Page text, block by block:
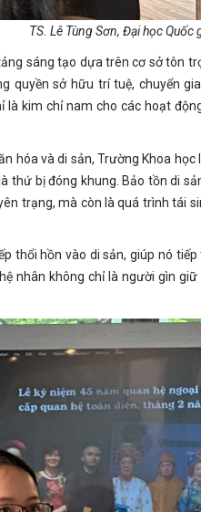
TS. Lê Tùng Sơn, Đại học Quốc
sáng tạo dựa trên cơ sở tôn
quyền sở hữu trí tuệ, chuyển
là kim chỉ nam cho các hoạt
hóa và di sản, Trường Khoa
thứ bị đóng khung. Bảo tồn di
trạng, mà còn là quá trình tái
thổi hồn vào di sản, giúp nó
nhân không chỉ là người gìn